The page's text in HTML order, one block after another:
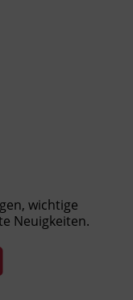
wichtige
Neuigkeiten.